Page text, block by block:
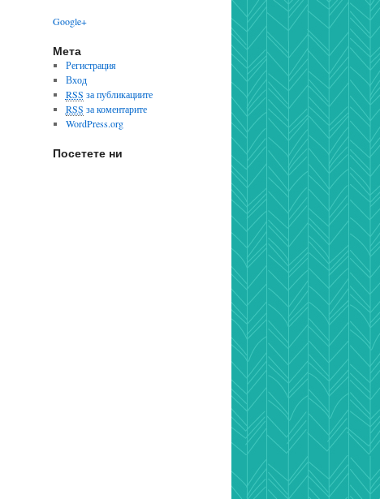
Google+
Мета
Регистрация
Вход
RSS за публикациите
RSS за коментарите
WordPress.org
Посетете ни